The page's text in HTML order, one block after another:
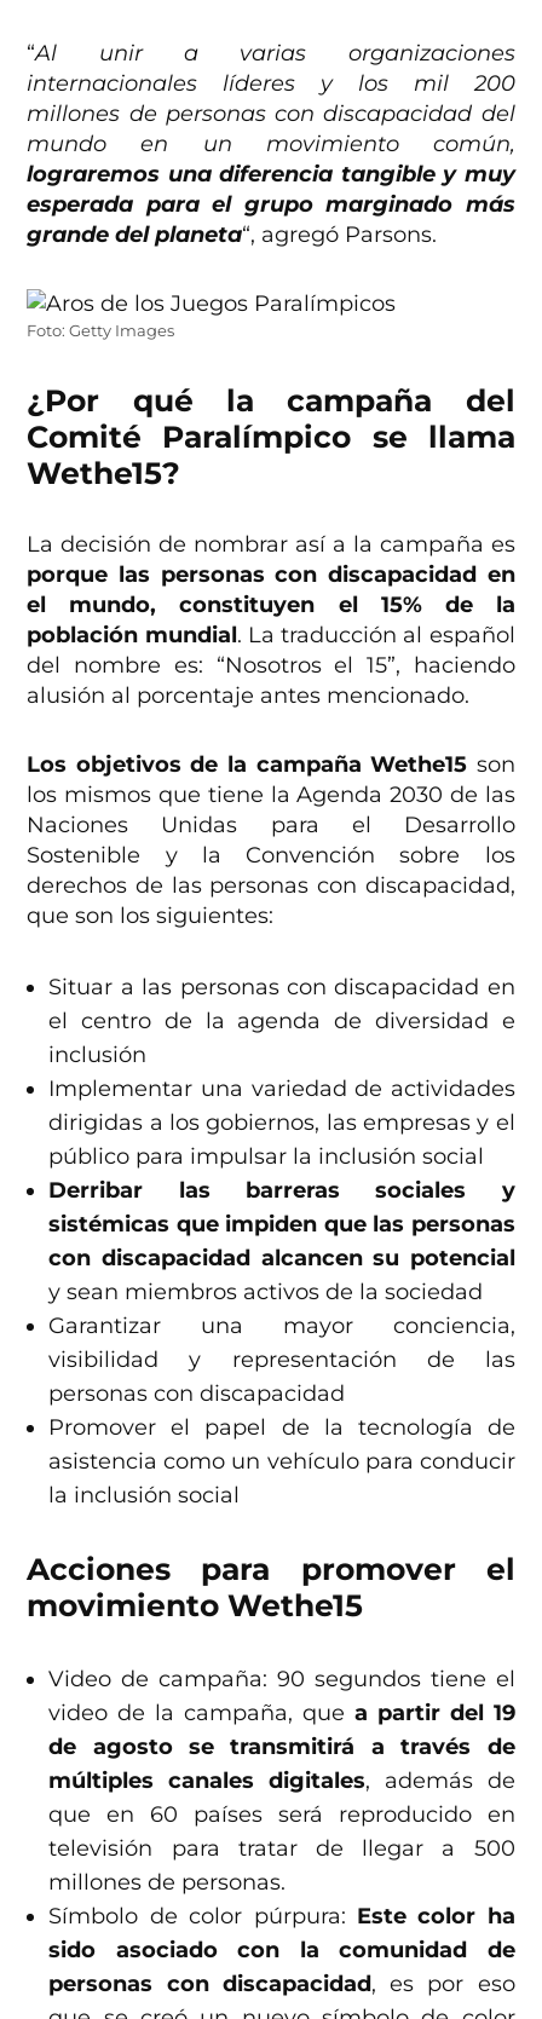
“Al unir a varias organizaciones
internacionales líderes y los mil 200
millones de personas con discapacidad del
mundo en un movimiento común,
lograremos una diferencia tangible y muy
esperada para el grupo marginado más
grande del planeta“, agregó Parsons.
Foto: Getty Images
¿Por qué la campaña del
Comité Paralímpico se llama
Wethe15?
La decisión de nombrar así a la campaña es
porque las personas con discapacidad en
el mundo, constituyen el 15% de la
población mundial. La traducción al español
del nombre es: “Nosotros el 15”, haciendo
alusión al porcentaje antes mencionado.
Los objetivos de la campaña Wethe15 son
los mismos que tiene la Agenda 2030 de las
Naciones Unidas para el Desarrollo
Sostenible y la Convención sobre los
derechos de las personas con discapacidad,
que son los siguientes:
Situar a las personas con discapacidad en
el centro de la agenda de diversidad e
inclusión
Implementar una variedad de actividades
dirigidas a los gobiernos, las empresas y el
público para impulsar la inclusión social
Derribar las barreras sociales y
sistémicas que impiden que las personas
con discapacidad alcancen su potencial
y sean miembros activos de la sociedad
Garantizar una mayor conciencia,
visibilidad y representación de las
personas con discapacidad
Promover el papel de la tecnología de
asistencia como un vehículo para conducir
la inclusión social
Acciones para promover el
movimiento Wethe15
Video de campaña: 90 segundos tiene el
video de la campaña, que a partir del 19
de agosto se transmitirá a través de
múltiples canales digitales, además de
que en 60 países será reproducido en
televisión para tratar de llegar a 500
millones de personas.
Símbolo de color púrpura: Este color ha
sido asociado con la comunidad de
personas con discapacidad, es por eso